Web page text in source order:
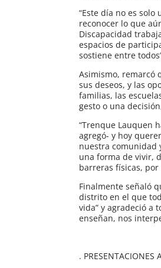
“Este día no es
reconocer lo que
Discapacidad
espacios de
sostiene entre
Asimismo, remarcó
sus deseos, y las
familias, las
gesto o una
“Trenque Lauquen
agregó- y hoy
nuestra comunidad
una forma de vivir,
barreras físicas,
Finalmente señaló
distrito en el que
vida” y agradeció a
enseñan, nos
. PRESENTACIONES